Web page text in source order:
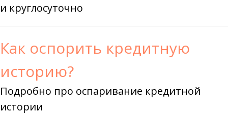
и круглосуточно
Как оспорить кредитную
историю?
Подробно про оспаривание кредитной
истории